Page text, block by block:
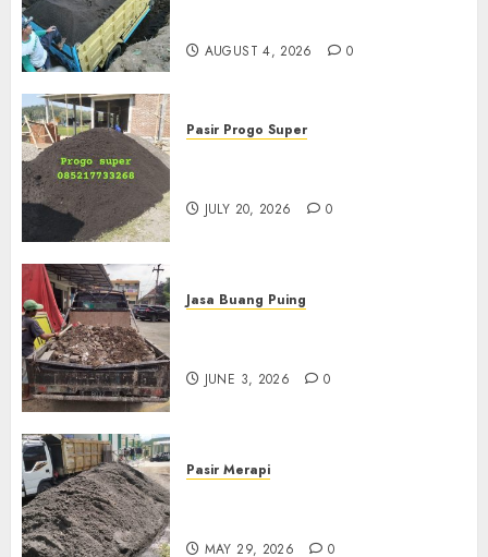
AUGUST 4, 2026 0
Pasir Progo Super
JULY 20, 2026 0
Jasa Buang Puing
JUNE 3, 2026 0
Pasir Merapi
MAY 29, 2026 0